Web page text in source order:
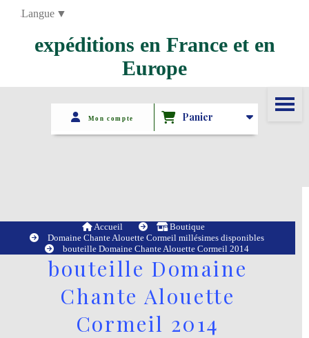
expéditions en France et en
Europe
Mon compte Panier
Accueil
Boutique
Domaine Chante Alouette Cormeil millésimes disponibles
bouteille Domaine Chante Alouette Cormeil 2014
bouteille Domaine
Chante Alouette
Cormeil 2014
Langue ▼